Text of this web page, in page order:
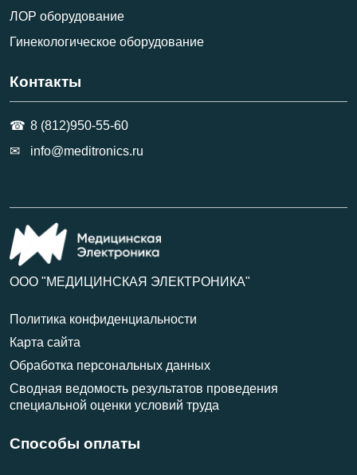
ЛОР оборудование
Гинекологическое оборудование
Контакты
8 (812)950-55-60
info@meditronics.ru
ООО "МЕДИЦИНСКАЯ ЭЛЕКТРОНИКА"
Политика конфиденциальности
Карта сайта
Обработка персональных данных
Сводная ведомость результатов проведения
специальной оценки условий труда
Способы оплаты